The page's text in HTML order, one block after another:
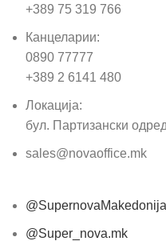
+389 75 319 766
Канцеларии:
0890 77777
+389 2 6141 480
Локација:
бул. Партизански
sales@novaoffice.mk
@SupernovaMakedonija
@Super_nova.mk